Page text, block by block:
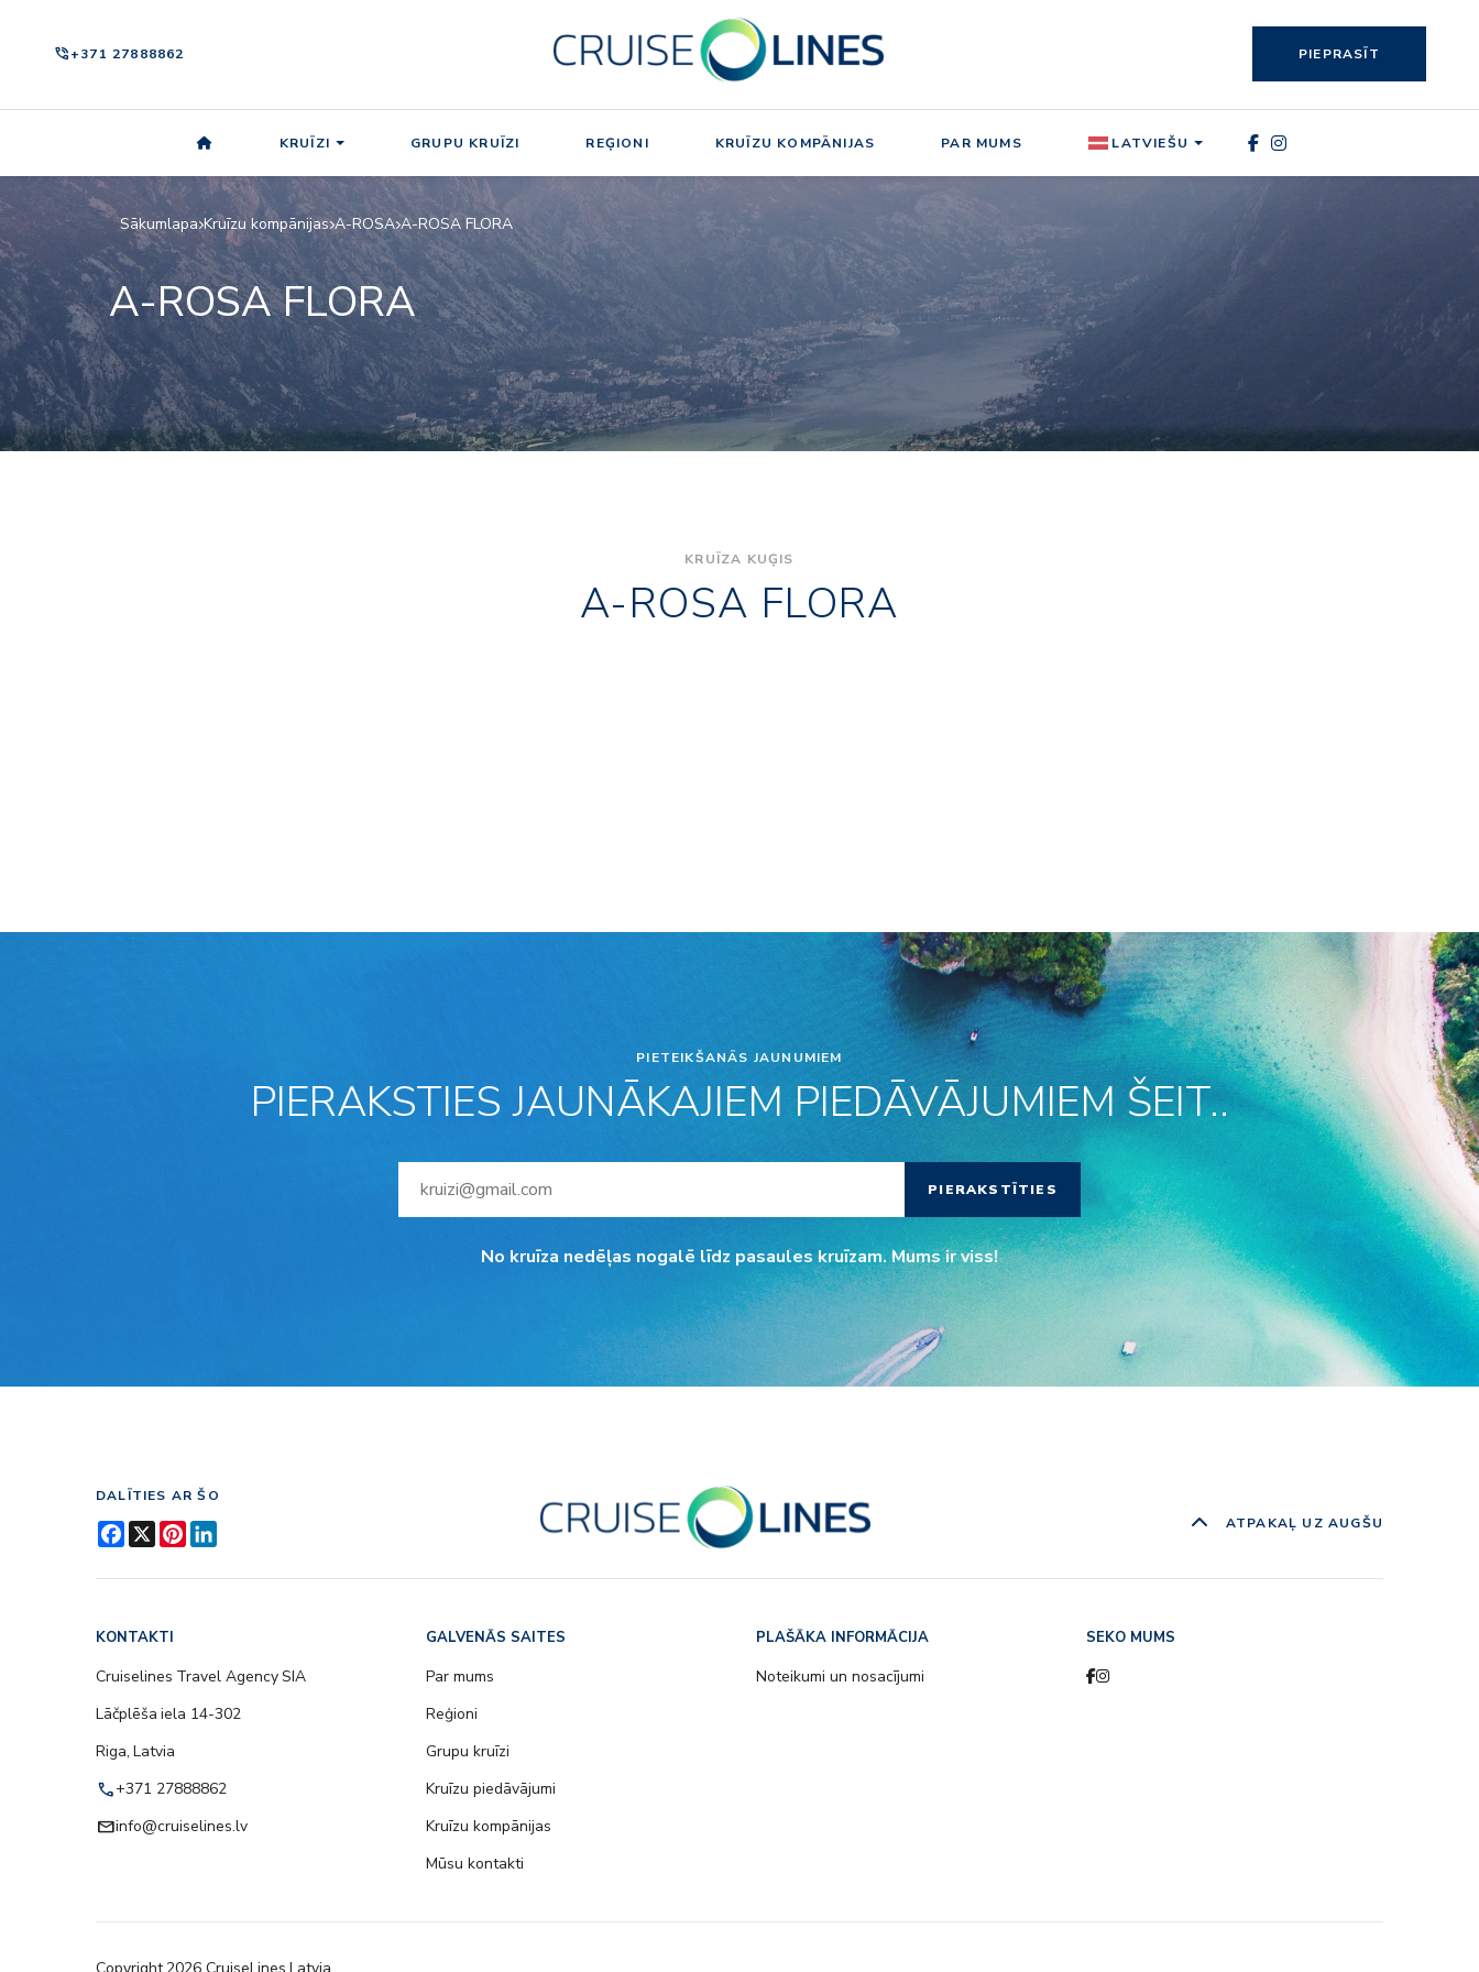
phone_in_talk+371 27888862 PIEPRASĪT
KRUĪZI GRUPU KRUĪZI REĢIONI KRUĪZU KOMPĀNIJAS PAR MUMS LATVIEŠU
Sākumlapa Kruīzu kompānijas A-ROSA A-ROSA FLORA
A-ROSA FLORA
KRUĪZA KUĢIS
A-ROSA FLORA
PIETEIKŠANĀS JAUNUMIEM
PIERAKSTIES JAUNĀKAJIEM PIEDĀVĀJUMIEM ŠEIT..
PIERAKSTĪTIES
No kruīza nedēļas nogalē līdz pasaules kruīzam. Mums ir viss!
DALĪTIES AR ŠO
Facebook
X Pinterest ATPAKAĻ UZ AUGŠU
KONTAKTI
Cruiselines Travel Agency SIA
Lāčplēša iela 14-302
Riga, Latvia
call+371 27888862
emailinfo@cruiselines.lv
GALVENĀS SAITES
Par mums
Reģioni
Grupu kruīzi
Kruīzu piedāvājumi
Kruīzu kompānijas
Mūsu kontakti
PLAŠĀKA INFORMĀCIJA
Noteikumi un nosacījumi
SEKO MUMS